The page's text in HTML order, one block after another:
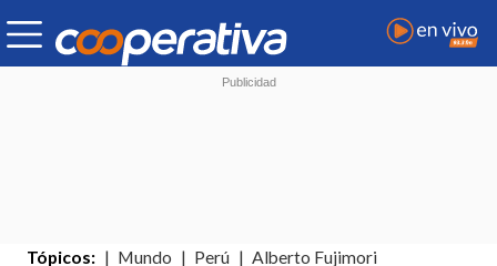
Tópicos: Mundo Perú Alberto Fujimori